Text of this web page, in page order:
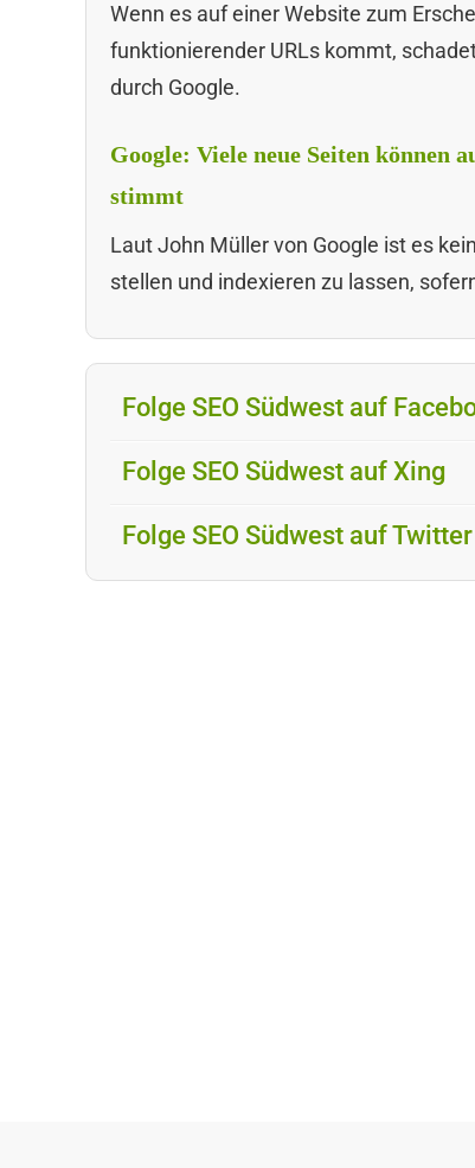
Wenn es auf einer Website zum
funktionierender URLs kommt,
durch Google.
Google: Viele neue Seiten können
stimmt
Laut John Müller von Google ist es
stellen und indexieren zu lassen,
Folge SEO Südwest auf
Folge SEO Südwest auf Xing
Folge SEO Südwest auf Twitter